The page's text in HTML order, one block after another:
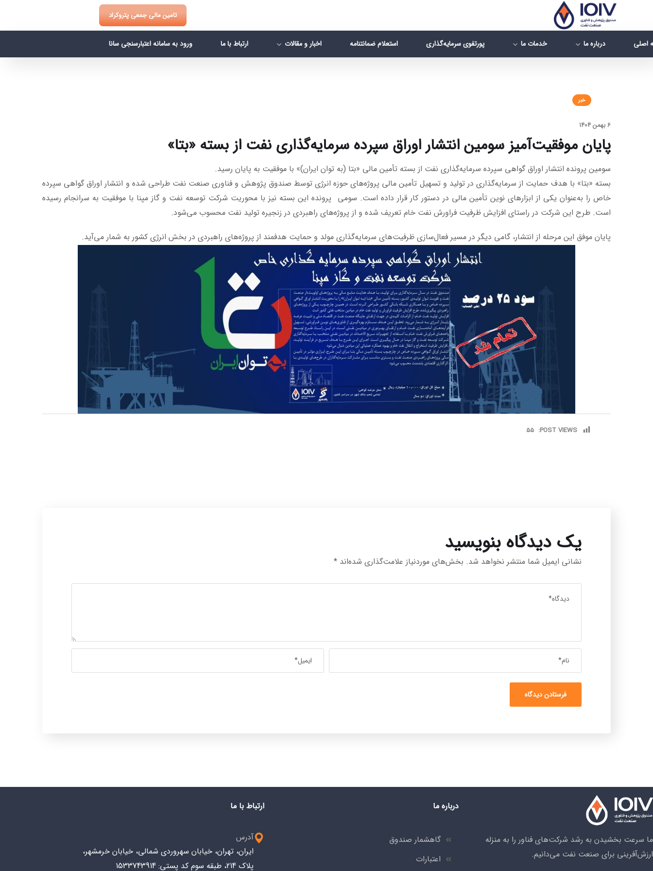
تامین مالی جمعی پتروکراد
اصلی درباره ما خدمات ما پورتفوی سرمایه‌گذاری استعلام ضمانتنامه اخبار و مقالات ارتباط با ما ورود به سامانه اعتبارسنجی سانا
خبر
6 بهمن 1404
پایان موفقیت‌آمیز سومین انتشار اوراق سپرده سرمایه‌گذاری نفت از بسته «بتا»
سومین پرونده انتشار اوراق گواهی سپرده سرمایه‌گذاری نفت از بسته تأمین مالی «بتا (به توان ایران)» با موفقیت به پایان رسید.
بسته «بتا» با هدف حمایت از سرمایه‌گذاری در تولید و تسهیل تأمین مالی پروژه‌های حوزه انرژی توسط صندوق پژوهش و فناوری صنعت نفت طراحی شده و انتشار اوراق گواهی سپرده
خاص را به‌عنوان یکی از ابزارهای نوین تأمین مالی در دستور کار قرار داده است. سومی پرونده این بسته نیز با محوریت شرکت توسعه نفت و گاز مپنا با موفقیت به سرانجام رسیده
است. طرح این شرکت در راستای افزایش ظرفیت فراورش نفت خام تعریف شده و از پروژه‌های راهبردی در زنجیره تولید نفت محسوب می‌شود.
پایان موفق این مرحله از انتشار، گامی دیگر در مسیر فعال‌سازی ظرفیت‌های سرمایه‌گذاری مولد و حمایت هدفمند از پروژه‌های راهبردی در بخش انرژی کشور به شمار می‌آید.
POST VIEWS:
55
یک دیدگاه بنویسید
نشانی ایمیل شما منتشر نخواهد شد. بخش‌های موردنیاز علامت‌گذاری شده‌اند *
ما سرعت بخشیدن به رشد شرکت‌های فناور را به منزله
ارزش‌آفرینی برای صنعت نفت می‌دانیم.
درباره ما
گاهشمار صندوق
اعتبارات
ارتباط با ما
آدرس
ایران، تهران، خیابان سهروردی شمالی، خیابان خرمشهر،
پلاک 214، طبقه سوم کد پستی: 1533743914